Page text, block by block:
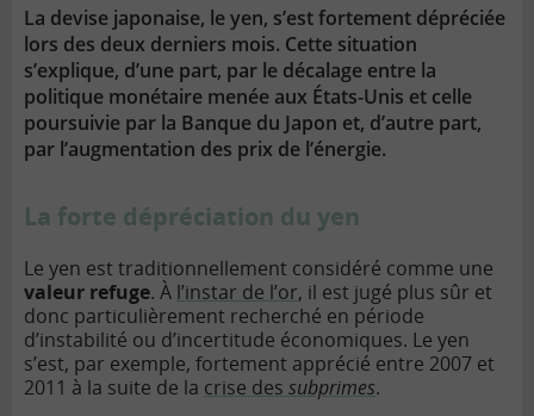
La devise japonaise, le yen, s’est fortement dépréciée
lors des deux derniers mois. Cette situation
s’explique, d’une part, par le décalage entre la
politique monétaire menée aux États-Unis et celle
poursuivie par la Banque du Japon et, d’autre part,
par l’augmentation des prix de l’énergie.
La forte dépréciation du yen
Le yen est traditionnellement considéré comme une
valeur refuge. À l’instar de l’or, il est jugé plus sûr et
donc particulièrement recherché en période
d’instabilité ou d’incertitude économiques. Le yen
s’est, par exemple, fortement apprécié entre 2007 et
2011 à la suite de la crise des subprimes.